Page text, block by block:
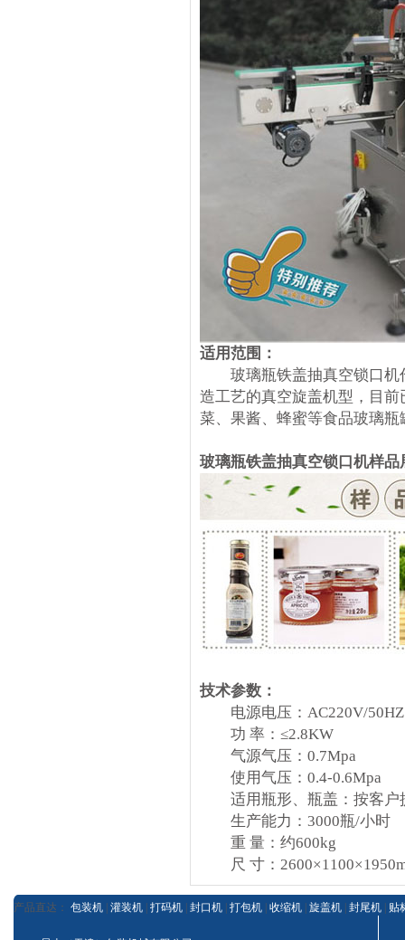
适用范围：
玻璃瓶铁盖抽真空锁口机
造工艺的真空旋盖机型，目
菜、果酱、蜂蜜等食品玻璃
玻璃瓶铁盖抽真空锁口机样品
技术参数：
电源电压：AC220V/50HZ
功 率：≤2.8KW
气源气压：0.7Mpa
使用气压：0.4-0.6Mpa
适用瓶形、瓶盖：按客户
生产能力：3000瓶/小时
重 量：约600kg
尺 寸：
产品直达： 包装机 灌装机 打码机 封口机 打包机 收缩机 旋盖机 封尾机 贴